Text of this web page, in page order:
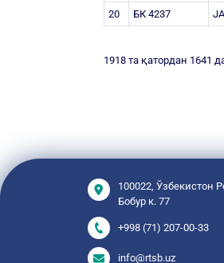
20 БК 4237
1918 та қатордан 1641
100022, Ўзбекистон
Бобур к. 77
+998 (71) 207-00-33
info@rtsb.uz